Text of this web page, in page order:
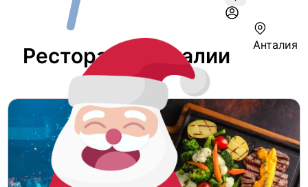
Анталия
Ресторан В Анталии